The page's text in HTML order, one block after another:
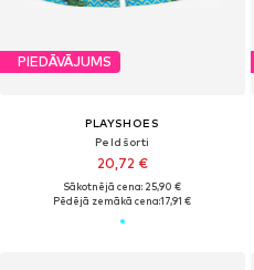
PIEDĀVĀJUMS
PLAYSHOES
Peldšorti
20,72 €
Sākotnējā cena: 25,90 €
Pēdējā zemākā cena:17,91 €